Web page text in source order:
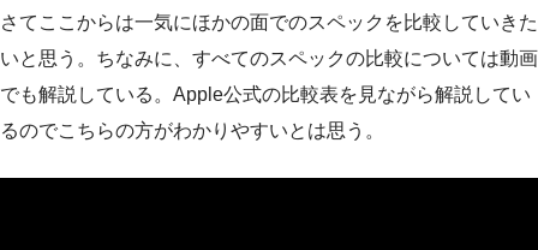
さてここからは一気にほかの面でのスペックを比較していきた
いと思う。ちなみに、すべてのスペックの比較については動画
でも解説している。Apple公式の比較表を見ながら解説してい
るのでこちらの方がわかりやすいとは思う。